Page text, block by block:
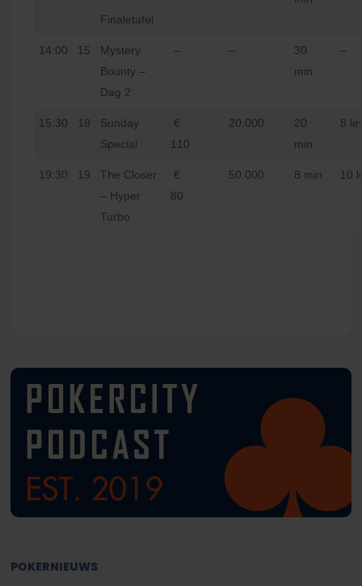
Finaletafel
14:00 15
Mystery
Bounty –
Dag 2
– –
30
min.
–
15:30 18
Sunday
Special
€
110
20.000
20
min.
8
19:30 19
The Closer
– Hyper
Turbo
€
80
50.000 8 min. 10
POKERNIEUWS